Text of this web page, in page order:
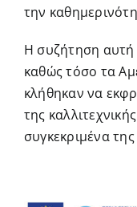
την
Η συζήτηση αυτή
καθώς τόσο τα
κλήθηκαν να
της
συγκεκριμένα